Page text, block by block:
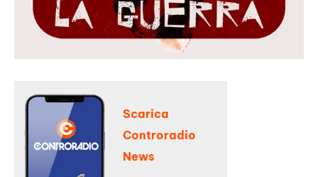
Scarica
Controradio
News